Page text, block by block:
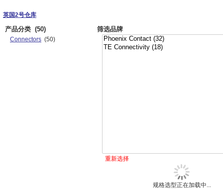
英国2号仓库
产品分类 (50)
Connectors (50)
筛选品牌
重新选择
规格选型正在加载中...